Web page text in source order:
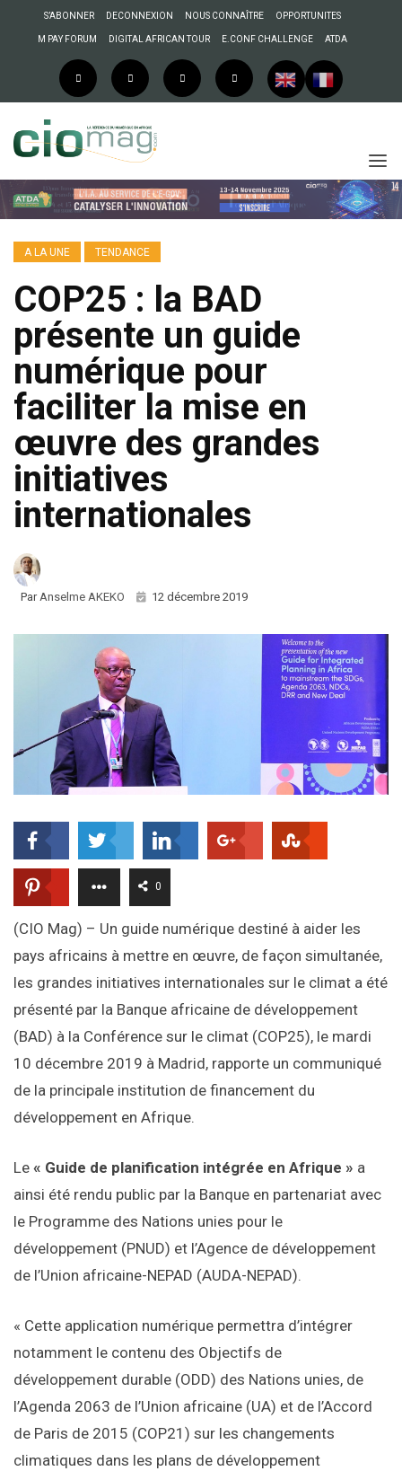
S’ABONNER DECONNEXION NOUS CONNAÎTRE OPPORTUNITES
M PAY FORUM DIGITAL AFRICAN TOUR E.CONF CHALLENGE ATDA
A LA UNE TENDANCE
COP25 : la BAD
présente un guide
numérique pour
faciliter la mise en
œuvre des grandes
initiatives
internationales
ParAnselme AKEKO 12 décembre 2019
0
(CIO Mag) – Un guide numérique destiné à aider les
pays africains à mettre en œuvre, de façon simultanée,
les grandes initiatives internationales sur le climat a été
présenté par la Banque africaine de développement
(BAD) à la Conférence sur le climat (COP25), le mardi
10 décembre 2019 à Madrid, rapporte un communiqué
de la principale institution de financement du
développement en Afrique.
Le « Guide de planification intégrée en Afrique » a
ainsi été rendu public par la Banque en partenariat avec
le Programme des Nations unies pour le
développement (PNUD) et l’Agence de développement
de l’Union africaine-NEPAD (AUDA-NEPAD).
« Cette application numérique permettra d’intégrer
notamment le contenu des Objectifs de
développement durable (ODD) des Nations unies, de
l’Agenda 2063 de l’Union africaine (UA) et de l’Accord
de Paris de 2015 (COP21) sur les changements
climatiques dans les plans de développement